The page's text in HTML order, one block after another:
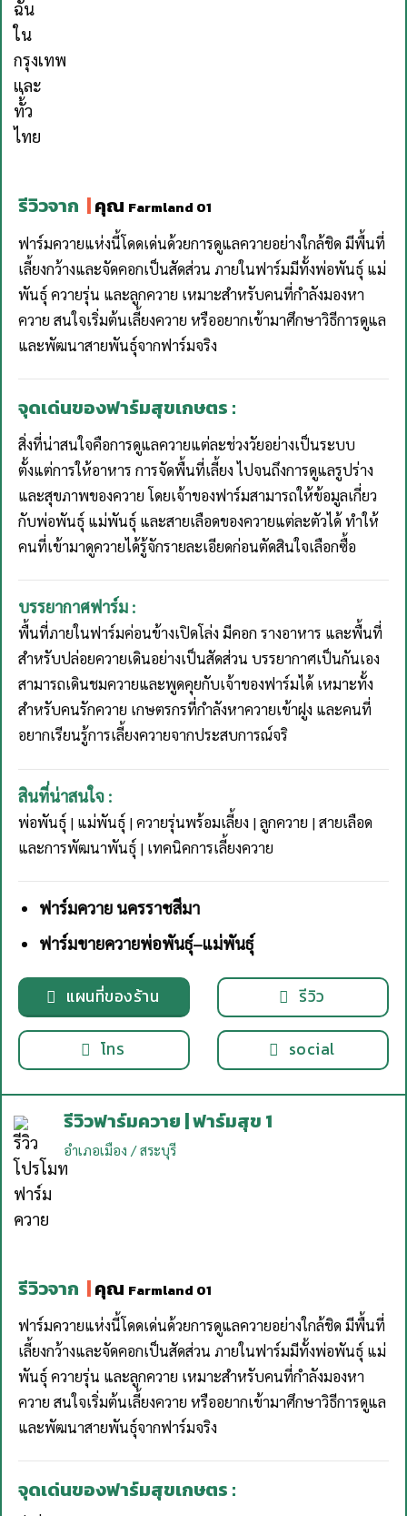
รีวิวจาก |คุณ Farmland 01
ฟาร์มควายแห่งนี้โดดเด่นด้วยการดูแลควายอย่างใกล้ชิด มีพื้นที่
เลี้ยงกว้างและจัดคอกเป็นสัดส่วน ภายในฟาร์มมีทั้งพ่อพันธุ์ แม่
พันธุ์ ควายรุ่น และลูกควาย เหมาะสำหรับคนที่กำลังมองหา
ควาย สนใจเริ่มต้นเลี้ยงควาย หรืออยากเข้ามาศึกษาวิธีการดูแล
และพัฒนาสายพันธุ์จากฟาร์มจริง
จุดเด่นของฟาร์มสุขเกษตร :
สิ่งที่น่าสนใจคือการดูแลควายแต่ละช่วงวัยอย่างเป็นระบบ
ตั้งแต่การให้อาหาร การจัดพื้นที่เลี้ยง ไปจนถึงการดูแลรูปร่าง
และสุขภาพของควาย โดยเจ้าของฟาร์มสามารถให้ข้อมูลเกี่ยว
กับพ่อพันธุ์ แม่พันธุ์ และสายเลือดของควายแต่ละตัวได้ ทำให้
คนที่เข้ามาดูควายได้รู้จักรายละเอียดก่อนตัดสินใจเลือกซื้อ
บรรยากาศฟาร์ม :
พื้นที่ภายในฟาร์มค่อนข้างเปิดโล่ง มีคอก รางอาหาร และพื้นที่
สำหรับปล่อยควายเดินอย่างเป็นสัดส่วน บรรยากาศเป็นกันเอง
สามารถเดินชมควายและพูดคุยกับเจ้าของฟาร์มได้ เหมาะทั้ง
สำหรับคนรักควาย เกษตรกรที่กำลังหาควายเข้าฝูง และคนที่
อยากเรียนรู้การเลี้ยงควายจากประสบการณ์จริ
สินที่น่าสนใจ :
พ่อพันธุ์ | แม่พันธุ์ | ควายรุ่นพร้อมเลี้ยง | ลูกควาย | สายเลือด
และการพัฒนาพันธุ์ | เทคนิคการเลี้ยงควาย
ฟาร์มควาย นครราชสีมา
ฟาร์มขายควายพ่อพันธุ์–แม่พันธุ์
แผนที่ของร้าน รีวิว
โทร social
รีวิวฟาร์มควาย | ฟาร์มสุข 1
อำเภอเมือง / สระบุรี
รีวิวจาก |คุณ Farmland 01
ฟาร์มควายแห่งนี้โดดเด่นด้วยการดูแลควายอย่างใกล้ชิด มีพื้นที่
เลี้ยงกว้างและจัดคอกเป็นสัดส่วน ภายในฟาร์มมีทั้งพ่อพันธุ์ แม่
พันธุ์ ควายรุ่น และลูกควาย เหมาะสำหรับคนที่กำลังมองหา
ควาย สนใจเริ่มต้นเลี้ยงควาย หรืออยากเข้ามาศึกษาวิธีการดูแล
และพัฒนาสายพันธุ์จากฟาร์มจริง
จุดเด่นของฟาร์มสุขเกษตร :